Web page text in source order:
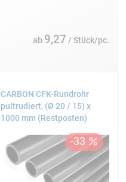
ab 9,27 / Stück/pc.
CARBON CFK-Rundrohr
pultrudiert, (Ø 20 / 15) x
1000 mm (Restposten)